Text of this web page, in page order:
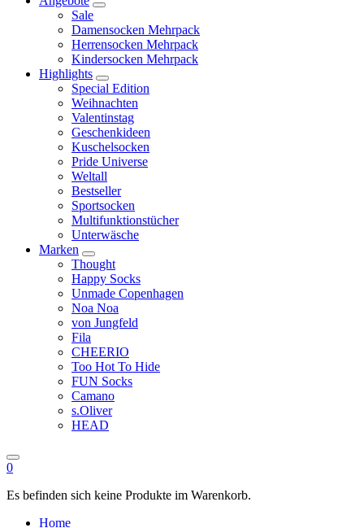
Sale
Damensocken Mehrpack
Herrensocken Mehrpack
Kindersocken Mehrpack
Highlights
Special Edition
Weihnachten
Valentinstag
Geschenkideen
Kuschelsocken
Pride Universe
Weltall
Bestseller
Sportsocken
Multifunktionstücher
Unterwäsche
Marken
Thought
Happy Socks
Unmade Copenhagen
Noa Noa
von Jungfeld
Fila
CHEERIO
Too Hot To Hide
FUN Socks
Camano
s.Oliver
HEAD
0
Es befinden sich keine Produkte im Warenkorb.
Home